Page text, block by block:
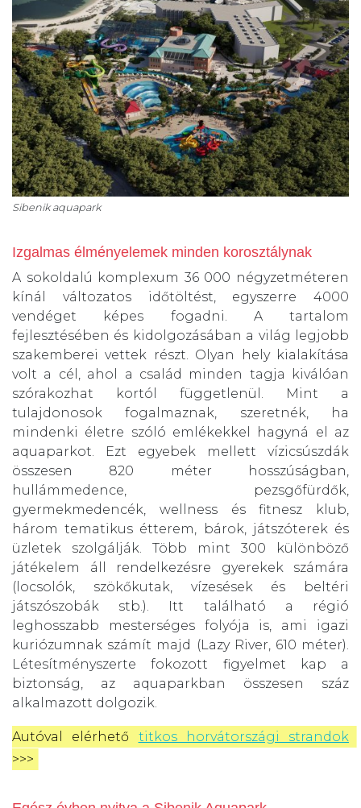
Sibenik aquapark
Izgalmas élményelemek minden korosztálynak
A sokoldalú komplexum 36 000 négyzetméteren
kínál változatos időtöltést, egyszerre 4000
vendéget képes fogadni. A tartalom
fejlesztésében és kidolgozásában a világ legjobb
szakemberei vettek részt. Olyan hely kialakítása
volt a cél, ahol a család minden tagja kiválóan
szórakozhat kortól függetlenül. Mint a
tulajdonosok fogalmaznak, szeretnék, ha
mindenki életre szóló emlékekkel hagyná el az
aquaparkot. Ezt egyebek mellett vízicsúszdák
összesen 820 méter hosszúságban,
hullámmedence, pezsgőfürdők,
gyermekmedencék, wellness és fitnesz klub,
három tematikus étterem, bárok, játszóterek és
üzletek szolgálják. Több mint 300 különböző
játékelem áll rendelkezésre gyerekek számára
(locsolók, szökőkutak, vízesések és beltéri
játszószobák stb.). Itt található a régió
leghosszabb mesterséges folyója is, ami igazi
kuriózumnak számít majd (Lazy River, 610 méter).
Létesítményszerte fokozott figyelmet kap a
biztonság, az aquaparkban összesen száz
alkalmazott dolgozik.
Autóval elérhető titkos horvátországi strandok
>>>